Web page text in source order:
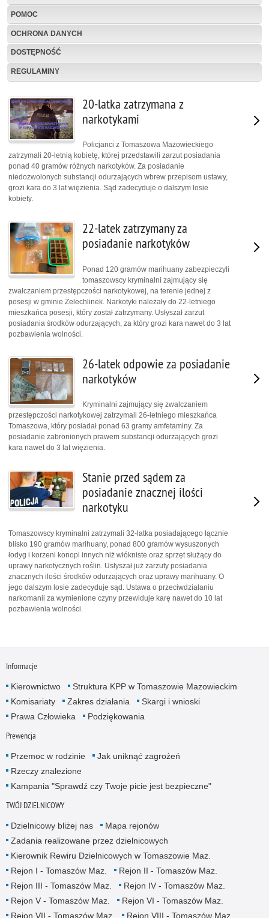
POMOC
OCHRONA DANYCH
DOSTĘPNOŚĆ
REGULAMINY
20-latka zatrzymana z
narkotykami
Policjanci z Tomaszowa Mazowieckiego
zatrzymali 20-letnią kobietę, której przedstawili zarzut posiadania
ponad 40 gramów różnych narkotyków. Za posiadanie
niedozwolonych substancji odurzających wbrew przepisom ustawy,
grozi kara do 3 lat więzienia. Sąd zadecyduje o dalszym losie
kobiety.
22-latek zatrzymany za
posiadanie narkotyków
Ponad 120 gramów marihuany zabezpieczyli
tomaszowscy kryminalni zajmujący się
zwalczaniem przestępczości narkotykowej, na terenie jednej z
posesji w gminie Żelechlinek. Narkotyki należały do 22-letniego
mieszkańca posesji, który został zatrzymany. Usłyszał zarzut
posiadania środków odurzających, za który grozi kara nawet do 3 lat
pozbawienia wolności.
26-latek odpowie za posiadanie
narkotyków
Kryminalni zajmujący się zwalczaniem
przestępczości narkotykowej zatrzymali 26-letniego mieszkańca
Tomaszowa, który posiadał ponad 63 gramy amfetaminy. Za
posiadanie zabronionych prawem substancji odurzających grozi
kara nawet do 3 lat więzienia.
Stanie przed sądem za
posiadanie znacznej ilości
narkotyku
Tomaszowscy kryminalni zatrzymali 32-latka posiadającego łącznie
blisko 190 gramów marihuany, ponad 800 gramów wysuszonych
łodyg i korzeni konopi innych niż włókniste oraz sprzęt służący do
uprawy narkotycznych roślin. Usłyszał już zarzuty posiadania
znacznych ilości środków odurzających oraz uprawy marihuany. O
jego dalszym losie zadecyduje sąd. Ustawa o przeciwdziałaniu
narkomanii za wymienione czyny przewiduje karę nawet do 10 lat
pozbawienia wolności.
Informacje
Kierownictwo
Struktura KPP w Tomaszowie Mazowieckim
Komisariaty
Zakres działania
Skargi i wnioski
Prawa Człowieka
Podziękowania
Prewencja
Przemoc w rodzinie
Jak uniknąć zagrożeń
Rzeczy znalezione
Kampania "Sprawdź czy Twoje picie jest bezpieczne"
TWÓJ DZIELNICOWY
Dzielnicowy bliżej nas
Mapa rejonów
Zadania realizowane przez dzielnicowych
Kierownik Rewiru Dzielnicowych w Tomaszowie Maz.
Rejon I - Tomaszów Maz.
Rejon II - Tomaszów Maz.
Rejon III - Tomaszów Maz.
Rejon IV - Tomaszów Maz.
Rejon V - Tomaszów Maz.
Rejon VI - Tomaszów Maz.
Rejon VII - Tomaszów Maz.
Rejon VIII - Tomaszów Maz.